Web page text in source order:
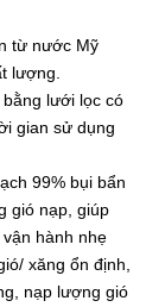
từ nước Mỹ
lượng.
lưới lọc có
gian sử dụng
99% bụi bẩn
gió nạp, giúp
hành nhẹ
xăng ổn định,
nạp lượng gió